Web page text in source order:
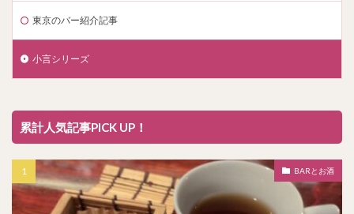
東京のバー紹介記事
小言シリーズ
累計人気記事PICK UP！
BARとお酒